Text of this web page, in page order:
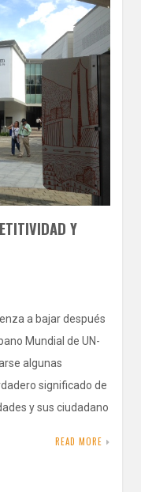
Y
a bajar después
Mundial de UN-
algunas
significado de
y sus ciudadano
READ MORE